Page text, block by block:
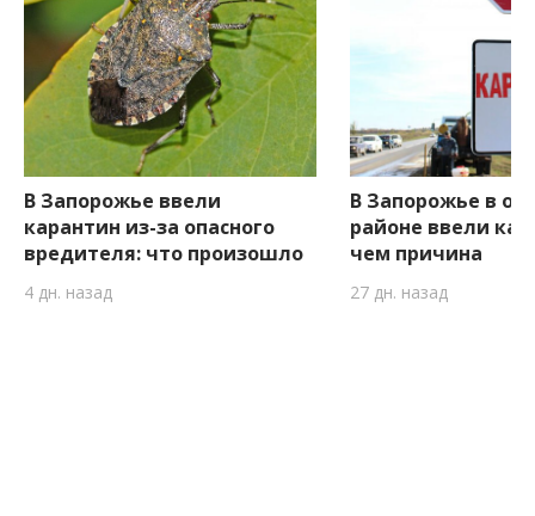
В Запорожье ввели
карантин из-за опасного
вредителя: что произошло
4 дн. назад
В Запорожье в
районе ввели
чем причина
27 дн. назад